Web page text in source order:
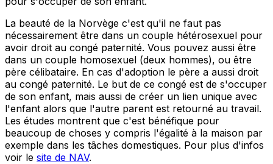
La beauté de la Norvège c'est qu'il ne faut pas
nécessairement être dans un couple hétérosexuel pour
avoir droit au congé paternité. Vous pouvez aussi être
dans un couple homosexuel (deux hommes), ou être
père célibataire. En cas d'adoption le père a aussi droit
au congé paternité. Le but de ce congé est de s'occuper
de son enfant, mais aussi de créer un lien unique avec
l'enfant alors que l'autre parent est retourné au travail.
Les études montrent que c'est bénéfique pour
beaucoup de choses y compris l'égalité à la maison par
exemple dans les tâches domestiques. Pour plus d'infos
voir le site de NAV.